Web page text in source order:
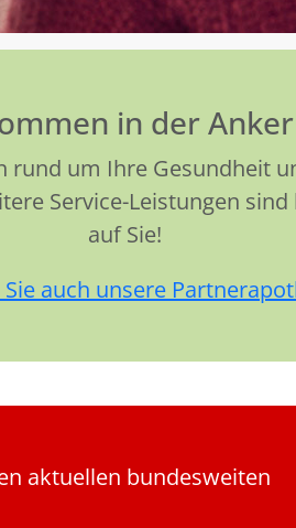
in der
rund um Ihre Gesundheit
Service-Leistungen
auf Sie!
Sie auch unsere
aktuellen bundesweiten